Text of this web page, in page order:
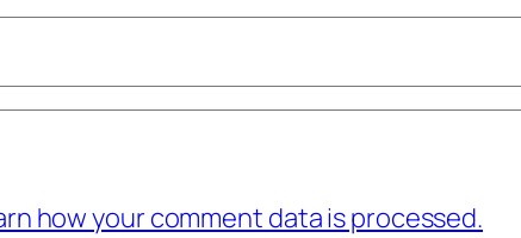
how your comment data is processed.